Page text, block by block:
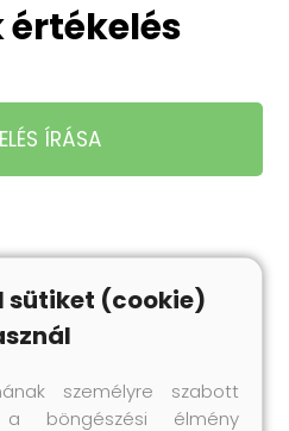
értékelés
ÍRÁSA
termékeit!
sütiket (cookie)
személyre szabott
böngészési élmény